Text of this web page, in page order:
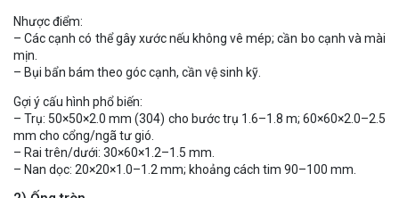
Nhược điểm:
– Các cạnh có thể gây xước nếu không vê mép; cần bo cạnh và mài
mịn.
– Bụi bẩn bám theo góc cạnh, cần vệ sinh kỹ.
Gợi ý cấu hình phổ biến:
– Trụ: 50×50×2.0 mm (304) cho bước trụ 1.6–1.8 m; 60×60×2.0–2.5
mm cho cổng/ngã tư gió.
– Rai trên/dưới: 30×60×1.2–1.5 mm.
– Nan dọc: 20×20×1.0–1.2 mm; khoảng cách tim 90–100 mm.